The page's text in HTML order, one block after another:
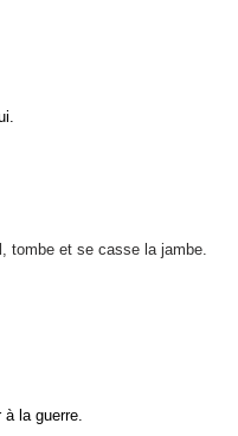
tombe et se casse la jambe.
à la guerre.